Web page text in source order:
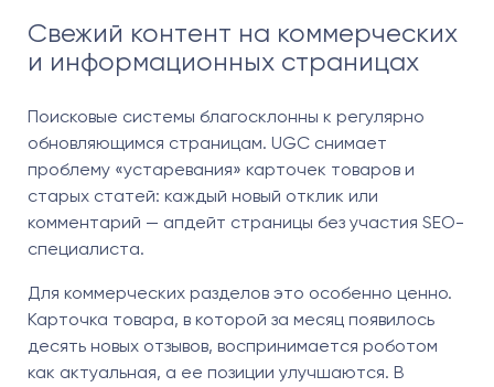
Свежий контент на коммерческих
и информационных страницах
Поисковые системы благосклонны к регулярно
обновляющимся страницам. UGC снимает
проблему «устаревания» карточек товаров и
старых статей: каждый новый отклик или
комментарий — апдейт страницы без участия SEO-
специалиста.
Для коммерческих разделов это особенно ценно.
Карточка товара, в которой за месяц появилось
десять новых отзывов, воспринимается роботом
как актуальная, а ее позиции улучшаются. В